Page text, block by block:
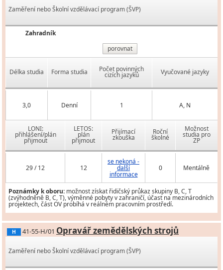
Zaměření nebo Školní vzdělávací program (ŠVP)
Zahradník
porovnat
Délka studia Forma studia Počet povinných
cizích jazyků Vyučované jazyky
3,0 Denní 1 A, N
LONI:
přihlášení/plán
přijmout
LETOS:
plán
přijmout
Přijímací
zkouška
Roční
školné
Možnost
studia pro
ZP
29 / 12 12
se nekoná -
další
informace
0 Mentálně
Poznámky k oboru: možnost získat řidičský průkaz skupiny B, C, T
(zvýhodněně B, C, T), výměnné pobyty v zahraničí, účast na mezinárodních
projektech, část OV probíhá v reálném pracovním prostředí.
H 41-55-H/01 Opravář zemědělských strojů
Zaměření nebo Školní vzdělávací program (ŠVP)